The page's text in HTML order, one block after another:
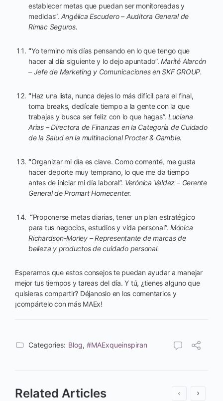
establecer metas que puedan ser monitoreadas y
medidas”. Angélica Escudero – Auditora General de
Rimac Seguros.
“Yo termino mis días pensando en lo que tengo que
hacer al día siguiente y lo dejo apuntado”.Marité Alarcón
– Jefe de Marketing y Comunicaciones en SKF GROUP.
“Haz una lista, nunca dejes lo más difícil para el final,
toma breaks, dedícale tiempo a la gente con la que
trabajas y busca ser feliz con lo que hagas”. Luciana
Arias – Directora de Finanzas en la Categoría de Cuidado
de la Salud en la multinacional Procter & Gamble.
“Organizar mi día es clave. Como comenté, me gusta
hacer deporte muy temprano, lo que me da tiempo
antes de iniciar mi día laboral”. Verónica Valdez– Gerente
General de Promart Homecenter.
“Proponerse metas diarias, tener un plan estratégico
para tus negocios, estudios y vida personal”. Mónica
Richardson-Morley – Representante de marcas de
belleza y productos de cuidado personal.
Esperamos que estos consejos te puedan ayudar a manejar
mejor tus tiempos y tareas del día. Y tú, ¿tienes alguno que
quisieras compartir? Déjanoslo en los comentarios y
¡compártelo con más MAEx!
Categories: Blog, #MAExqueinspiran
Related Articles